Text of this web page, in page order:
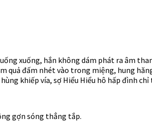
xuống, hắn không dám phát ra âm
quả đấm nhét vào trong miệng, hung
khiếp vía, sợ Hiểu Hiểu hô hấp đình
gợn sóng thẳng tắp.